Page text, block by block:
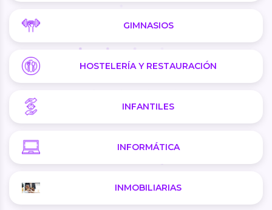
GIMNASIOS
HOSTELERÍA Y RESTAURACIÓN
INFANTILES
INFORMÁTICA
INMOBILIARIAS